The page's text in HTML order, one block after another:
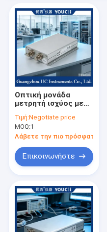
Οπτική μονάδα
μετρητή ισχύος με
έως -66 dBm
Τιμή:Negotiate price
MOQ:1
Λάβετε την πιο πρόσφατη
Επικοινωνήστε